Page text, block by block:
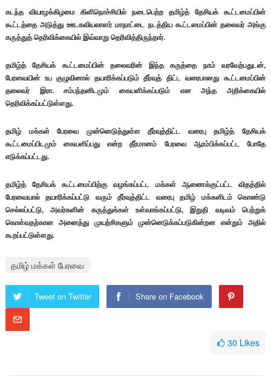
கடந்த வியாழக்கிழமை கிளிநொச்சியில் நடைபெற்ற தமிழ்த் தேசியக் கூட்டமைப்பின்
கூட்டத்தை அடுத்து ஊடகவியலாளர் மாநாட்டை நடத்திய கூட்டமைப்பின் தலைவர் அங்கு
கருத்துத் தெரிவிக்கையில் இவ்வாறு தெரிவித்திருந்தார்.
தமிழ்த் தேசியக் கூட்டமைப்பின் தலைவரின் இந்த கருத்தை நாம் வரவேற்பதுடன்,
பேரவையின் உப குழுவினால் தயாரிக்கப்படும் தீர்வுத் திட்ட வரைபானது கூட்டமைப்பின்
தலைவர் இரா. சம்பந்தனிடமும் கையளிக்கப்படும் என அந்த அறிக்கையில்
தெரிவிக்கப்பட்டுள்ளது.
தமிழ் மக்கள் பேரவை முன்னெடுத்துள்ள தீர்வுத்திட்ட வரைபு தமிழ்த் தேசியக்
கூட்டமைப்பிடமும் கையளிப்பது என்ற தீர்மானம் பேரவை ஆரம்பிக்கப்பட்ட போதே
எடுக்கப்பட்டது.
தமிழ்த் தேசியக் கூட்டமைப்பிற்கு வழங்கப்பட்ட மக்கள் ஆணைக்குட்பட்ட விதத்தில்
பேரவையால் தயாரிக்கப்பட்டு வரும் தீர்வுத்திட்ட வரைபு தமிழ் மக்களிடம் கொண்டு
செல்லப்பட்டு, அவர்களின் கருத்துக்கள் உள்வாங்கப்பட்டு, இறுதி வடிவம் பெற்றுக்
கொள்வதற்கான அனைத்து முயற்சிகளும் முன்னெடுக்கப்படுகின்றன என்றும் அதில்
கூறப்பட்டுள்ளது.
தமிழ் மக்கள் பேரவை
Tweet on Twitter Share on Facebook
30 Likes